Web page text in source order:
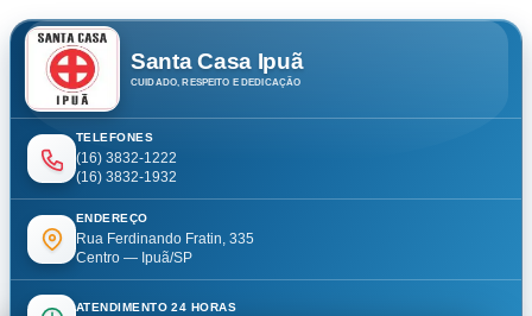
Santa Casa Ipuã
CUIDADO, RESPEITO E DEDICAÇÃO
TELEFONES
(16) 3832-1222
(16) 3832-1932
ENDEREÇO
Rua Ferdinando Fratin, 335
Centro — Ipuã/SP
ATENDIMENTO 24 HORAS